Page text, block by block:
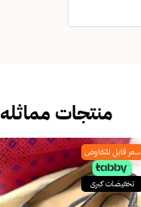
منتجات مماثله
سعر قابل للتفاوض
تخفيضات كبرى